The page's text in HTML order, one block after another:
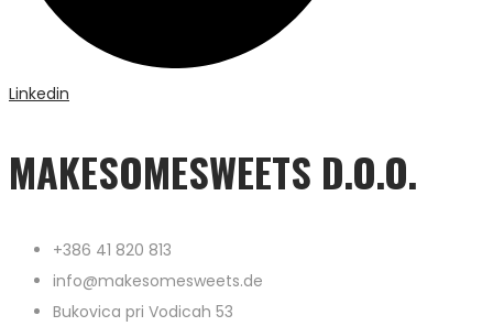
Linkedin
MAKESOMESWEETS D.O.O.
+386 41 820 813
info@makesomesweets.de
Bukovica pri Vodicah 53